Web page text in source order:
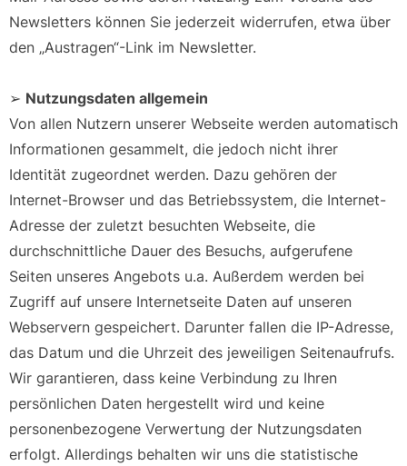
Newsletters können Sie jederzeit widerrufen, etwa über
den „Austragen“-Link im Newsletter.
➢ Nutzungsdaten allgemein
Von allen Nutzern unserer Webseite werden automatisch
Informationen gesammelt, die jedoch nicht ihrer
Identität zugeordnet werden. Dazu gehören der
Internet-Browser und das Betriebssystem, die Internet-
Adresse der zuletzt besuchten Webseite, die
durchschnittliche Dauer des Besuchs, aufgerufene
Seiten unseres Angebots u.a. Außerdem werden bei
Zugriff auf unsere Internetseite Daten auf unseren
Webservern gespeichert. Darunter fallen die IP-Adresse,
das Datum und die Uhrzeit des jeweiligen Seitenaufrufs.
Wir garantieren, dass keine Verbindung zu Ihren
persönlichen Daten hergestellt wird und keine
personenbezogene Verwertung der Nutzungsdaten
erfolgt. Allerdings behalten wir uns die statistische